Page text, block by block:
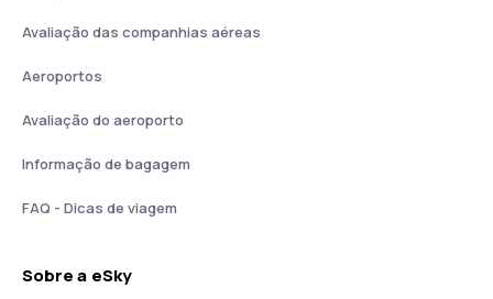
Avaliação das companhias aéreas
Aeroportos
Avaliação do aeroporto
Informação de bagagem
FAQ - Dicas de viagem
Sobre a eSky